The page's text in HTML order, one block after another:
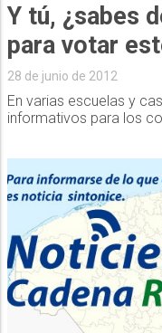
Y tú, ¿sabes
para votar
28 de junio de 2012
En varias escuelas y
informativos para los